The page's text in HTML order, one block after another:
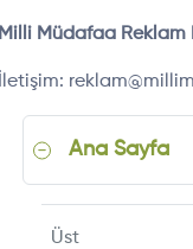
Milli Müdafaa Reklam
İletişim:
Ana Sayfa
Üst